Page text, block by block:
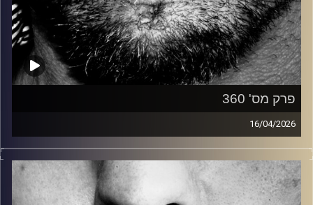
פרק מס' 360
16/04/2026
זיפים, מוזיקה מחוספסת של הופעות חיות. הרבה ג'אם, רוק,
בלוז, bluegrass, ג'אז, Fאנק, פרוגרסיב ואפילו אלקטרוניקה.
כל מה שחי, אמיתי ונושם.
עם שמוליק רגב.